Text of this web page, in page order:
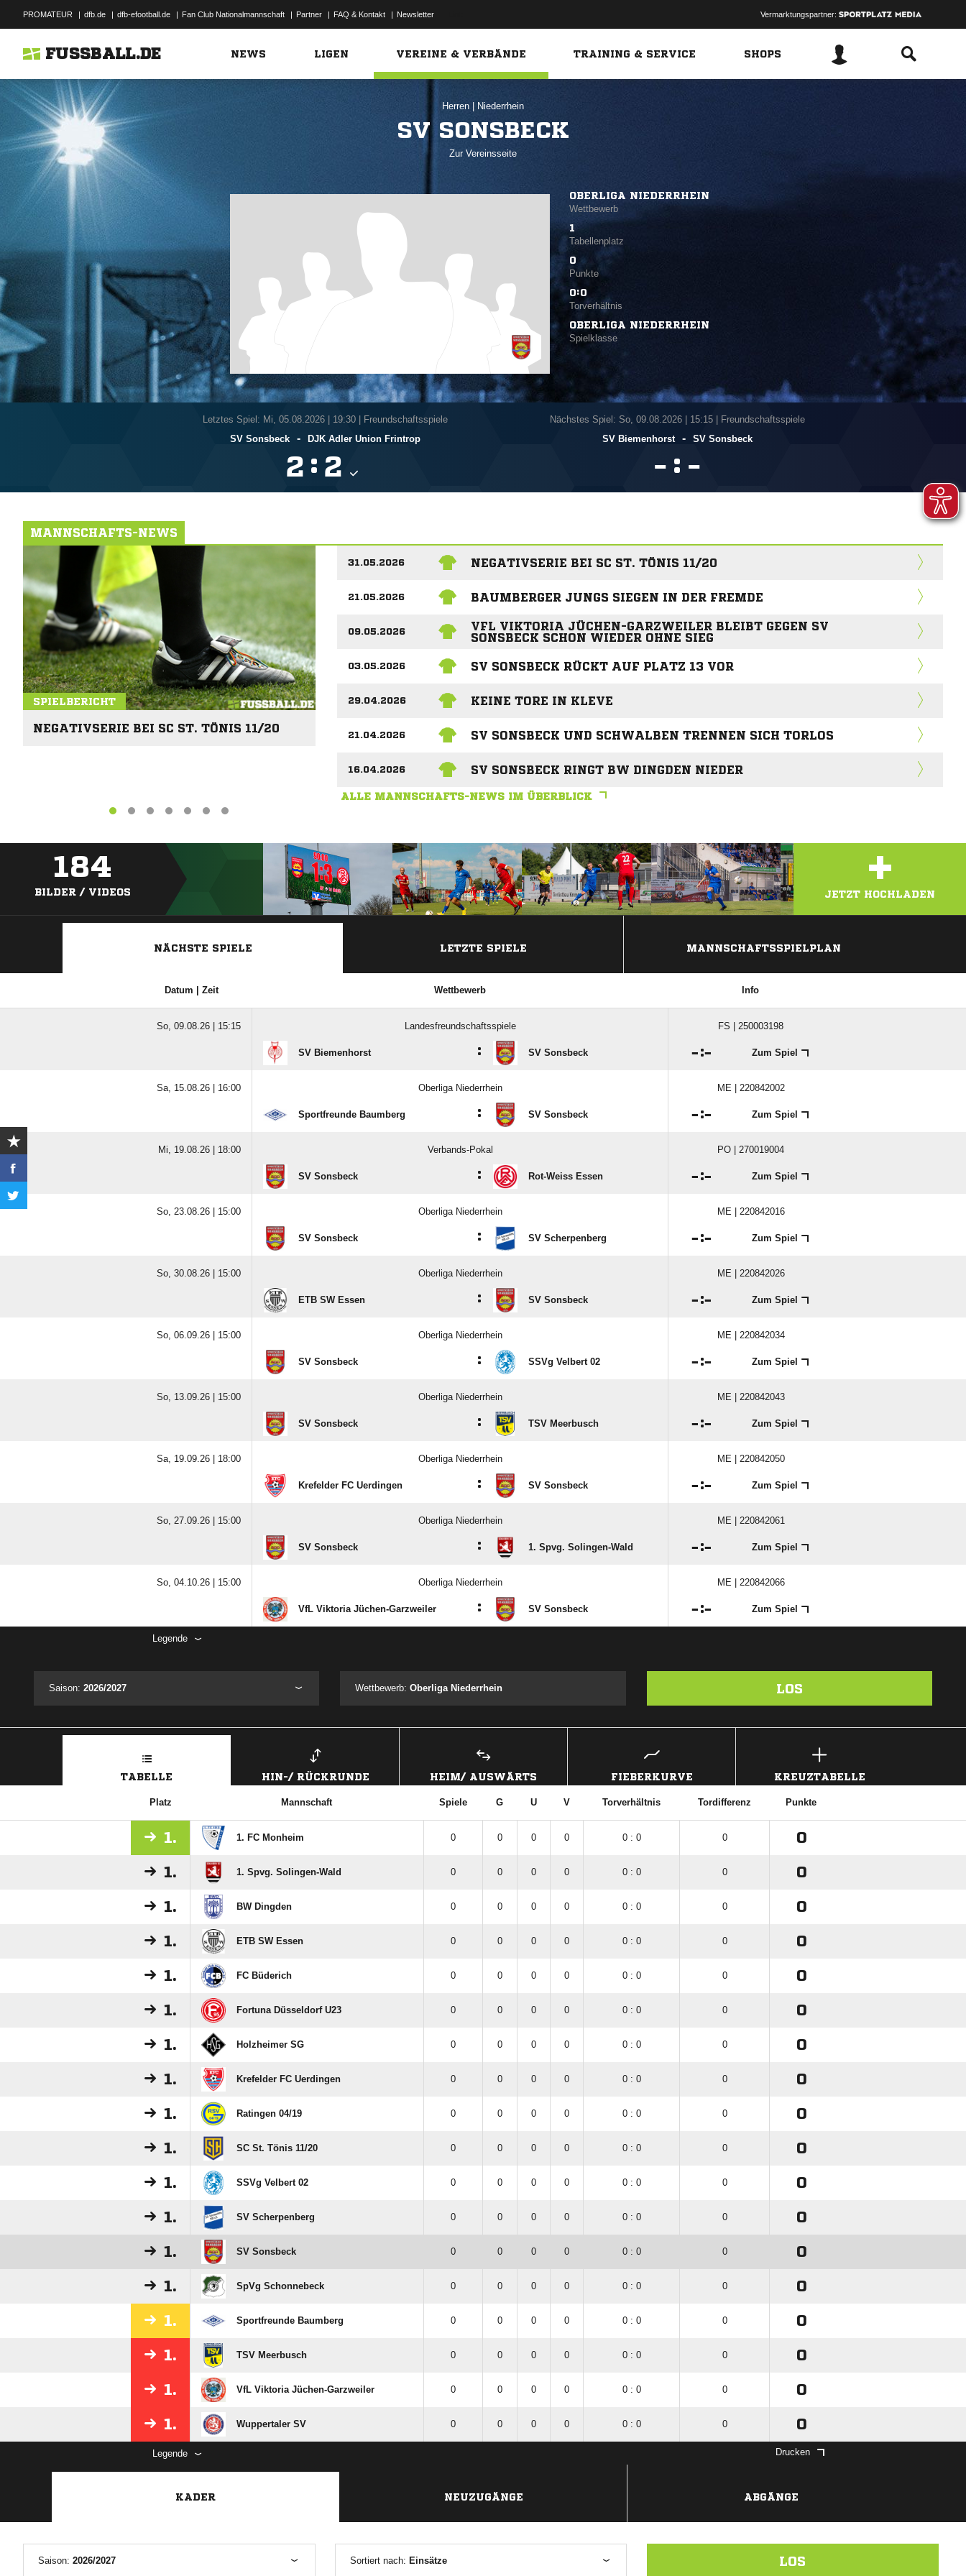
PROMATEUR | dfb.de | dfb-efootball.de | Fan Club Nationalmannschaft | Partner | FAQ & Kontakt | Newsletter Vermarktungspartner:
FUSSBALL.DE NEWS LIGEN VEREINE & VERBÄNDE TRAINING & SERVICE SHOPS
Herren Niederrhein
SV SONSBECK
Zur Vereinsseite
OBERLIGA NIEDERRHEIN
Wettbewerb
1
Tabellenplatz
0
Punkte
0:0
Torverhältnis
OBERLIGA NIEDERRHEIN
Spielklasse
Letztes Spiel: Mi, 05.08.2026| 19:30 | Freundschaftsspiele
SV Sonsbeck
- DJK Adler Union Frintrop
 : 
Nächstes Spiel: So, 09.08.2026| 15:15 | Freundschaftsspiele
SV Biemenhorst
- SV Sonsbeck
 : 
MANNSCHAFTS-NEWS
SPIELBERICHT
NEGATIVSERIE BEI SC ST. TÖNIS 11/20
31.05.2026 NEGATIVSERIE BEI SC ST. TÖNIS 11/20
21.05.2026 BAUMBERGER JUNGS SIEGEN IN DER FREMDE
09.05.2026
VFL VIKTORIA JÜCHEN-GARZWEILER BLEIBT GEGEN SV
SONSBECK SCHON WIEDER OHNE SIEG
03.05.2026 SV SONSBECK RÜCKT AUF PLATZ 13 VOR
29.04.2026 KEINE TORE IN KLEVE
21.04.2026 SV SONSBECK UND SCHWALBEN TRENNEN SICH TORLOS
16.04.2026 SV SONSBECK RINGT BW DINGDEN NIEDER
ALLE MANNSCHAFTS-NEWS IM ÜBERBLICK
184
BILDER / VIDEOS +
JETZT HOCHLADEN
NÄCHSTE SPIELE LETZTE SPIELE MANNSCHAFTSSPIELPLAN
Datum | Zeit Wettbewerb Info
So, 09.08.26 | 15:15 Landesfreundschaftsspiele FS | 250003198
SV Biemenhorst : SV Sonsbeck : Zum Spiel
Sa, 15.08.26 | 16:00 Oberliga Niederrhein ME | 220842002
Sportfreunde Baumberg : SV Sonsbeck : Zum Spiel
Mi, 19.08.26 | 18:00 Verbands-Pokal PO | 270019004
SV Sonsbeck : Rot-Weiss Essen : Zum Spiel
So, 23.08.26 | 15:00 Oberliga Niederrhein ME | 220842016
SV Sonsbeck : SV Scherpenberg : Zum Spiel
So, 30.08.26 | 15:00 Oberliga Niederrhein ME | 220842026
ETB SW Essen : SV Sonsbeck : Zum Spiel
So, 06.09.26 | 15:00 Oberliga Niederrhein ME | 220842034
SV Sonsbeck : SSVg Velbert 02 : Zum Spiel
So, 13.09.26 | 15:00 Oberliga Niederrhein ME | 220842043
SV Sonsbeck : TSV Meerbusch : Zum Spiel
Sa, 19.09.26 | 18:00 Oberliga Niederrhein ME | 220842050
Krefelder FC Uerdingen : SV Sonsbeck : Zum Spiel
So, 27.09.26 | 15:00 Oberliga Niederrhein ME | 220842061
SV Sonsbeck : 1. Spvg. Solingen-Wald : Zum Spiel
So, 04.10.26 | 15:00 Oberliga Niederrhein ME | 220842066
VfL Viktoria Jüchen-Garzweiler : SV Sonsbeck : Zum Spiel
Legende
Saison: 2026/2027 Wettbewerb:Oberliga Niederrhein LOS
TABELLE HIN-/ RÜCKRUNDE HEIM/ AUSWÄRTS FIEBERKURVE KREUZTABELLE
Platz Mannschaft Spiele G U V Torverhältnis Tordifferenz Punkte
1. 1. FC Monheim 0 0 0 0 0 : 0 0 0
1. 1. Spvg. Solingen-Wald 0 0 0 0 0 : 0 0 0
1. BW Dingden 0 0 0 0 0 : 0 0 0
1. ETB SW Essen 0 0 0 0 0 : 0 0 0
1. FC Büderich 0 0 0 0 0 : 0 0 0
1. Fortuna Düsseldorf U23 0 0 0 0 0 : 0 0 0
1. Holzheimer SG 0 0 0 0 0 : 0 0 0
1. Krefelder FC Uerdingen 0 0 0 0 0 : 0 0 0
1. Ratingen 04/​19 0 0 0 0 0 : 0 0 0
1. SC St. Tönis 11/​20 0 0 0 0 0 : 0 0 0
1. SSVg Velbert 02 0 0 0 0 0 : 0 0 0
1. SV Scherpenberg 0 0 0 0 0 : 0 0 0
1. SV Sonsbeck 0 0 0 0 0 : 0 0 0
1. SpVg Schonnebeck 0 0 0 0 0 : 0 0 0
1. Sportfreunde Baumberg 0 0 0 0 0 : 0 0 0
1. TSV Meerbusch 0 0 0 0 0 : 0 0 0
1. VfL Viktoria Jüchen-Garzweiler 0 0 0 0 0 : 0 0 0
1. Wuppertaler SV 0 0 0 0 0 : 0 0 0
Legende Drucken
KADER NEUZUGÄNGE ABGÄNGE
Saison: 2026/2027 Sortiert nach: Einsätze LOS